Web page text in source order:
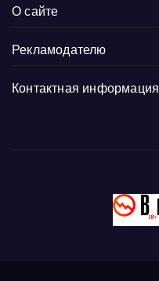
О сайте
Рекламодателю
Контактная информация